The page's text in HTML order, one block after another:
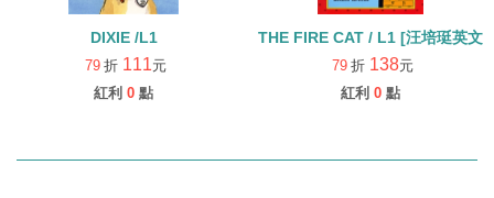
DIXIE /L1
79 折 111元
紅利 0 點
THE FIRE CAT / L1 [汪培珽
79 折 138元
紅利 0 點